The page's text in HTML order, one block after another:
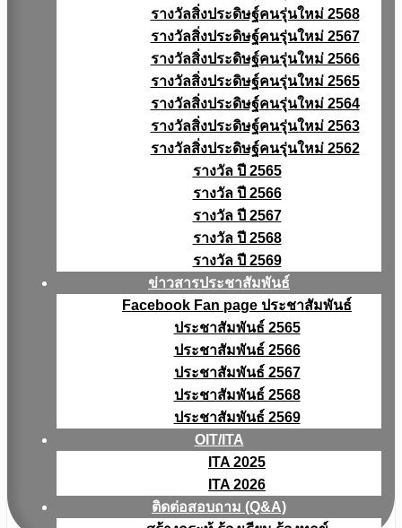
รางวัลสิ่งประดิษฐ์คนรุ่นใหม่ 2568
รางวัลสิ่งประดิษฐ์คนรุ่นใหม่ 2567
รางวัลสิ่งประดิษฐ์คนรุ่นใหม่ 2566
รางวัลสิ่งประดิษฐ์คนรุ่นใหม่ 2565
รางวัลสิ่งประดิษฐ์คนรุ่นใหม่ 2564
รางวัลสิ่งประดิษฐ์คนรุ่นใหม่ 2563
รางวัลสิ่งประดิษฐ์คนรุ่นใหม่ 2562
รางวัล ปี 2565
รางวัล ปี 2566
รางวัล ปี 2567
รางวัล ปี 2568
รางวัล ปี 2569
ข่าวสารประชาสัมพันธ์
Facebook Fan page ประชาสัมพันธ์
ประชาสัมพันธ์ 2565
ประชาสัมพันธ์ 2566
ประชาสัมพันธ์ 2567
ประชาสัมพันธ์ 2568
ประชาสัมพันธ์ 2569
OIT/ITA
ITA 2025
ITA 2026
ติดต่อสอบถาม (Q&A)